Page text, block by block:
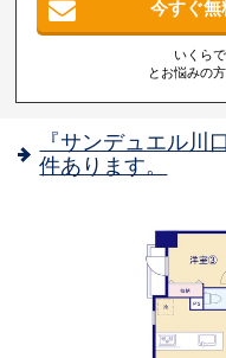
今すぐ無
いくら
とお悩みの
『サンデュエル
件あります。